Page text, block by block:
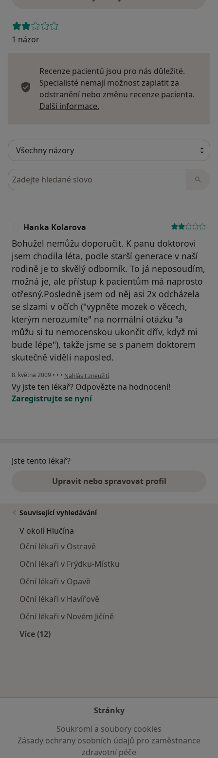
1 názor
Recenze pacientů jsou pro nás důležité.
Specialisté nemají možnost zaplatit za
odstranění nebo změnu recenze pacienta.
Další informace.
Hledejte v názorech
Hanka Kolarova
Bohužel nemůžu doporučit. K panu doktorovi
jsem chodila léta, podle starší generace v naší
rodině je to skvělý odborník. To já neposoudím,
možná je, ale přístup k pacientům má naprosto
otřesný.Posledně jsem od něj asi 2x odcházela
se slzami v očích ("vypněte mozek o věcech,
kterým nerozumíte" na normální otázku "a
můžu si tu nemocenskou ukončit dřív, když mi
bude lépe"), takže jsme se s panem doktorem
skutečně viděli naposled.
8. května 2009 • • • podle názoru uživatele Hanka Kolarova
Nahlásit zneužití
Vy jste ten lékař? Odpovězte na hodnocení!
Zaregistrujte se nyní
Jste tento lékař?
Upravit nebo spravovat profil
Související vyhledávání
V okolí Hlučína
Oční lékaři v Ostravě
Oční lékaři v Frýdku-Místku
Oční lékaři v Opavě
Oční lékaři v Havířově
Oční lékaři v Novém Jičíně
Více (12)
Stránky
Soukromí a soubory cookies
Zásady ochrany osobních údajů pro zaměstnance
zdravotní péče